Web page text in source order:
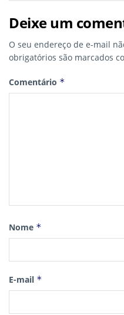
Deixe um
O seu endereço de e-mail
obrigatórios são marcados
Comentário *
Nome *
E-mail *